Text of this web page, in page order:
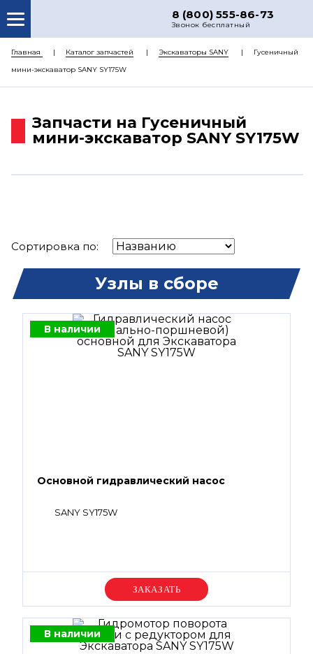
8 (800) 555-86-73
Звонок бесплатный
О НАС
КАТАЛОГ ЗАПЧАСТЕЙ
ДОСТАВКА
Главная Каталог запчастей Экскаваторы SANY
Гусеничный
мини-экскаватор SANY SY175W
Запчасти на Гусеничный
мини-экскаватор SANY SY175W
Сортировка по:
Узлы в сборе
В наличии
Основной гидравлический насос
SANY SY175W
Уточняйте цену
В наличии